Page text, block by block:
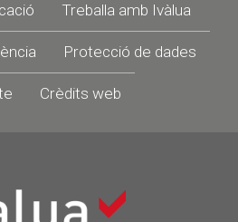
Treballa amb Ivàlua
Protecció de dades
Crèdits web